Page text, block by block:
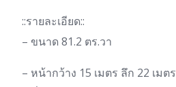
::รายละเอียด::
– ขนาด 81.2 ตร.วา
– หน้ากว้าง 15 เมตร ลึก 22 เมตร